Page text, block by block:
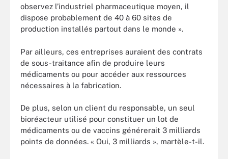
observez l’industriel pharmaceutique moyen, il
dispose probablement de 40 à 60 sites de
production installés partout dans le monde ».
Par ailleurs, ces entreprises auraient des contrats
de sous-traitance afin de produire leurs
médicaments ou pour accéder aux ressources
nécessaires à la fabrication.
De plus, selon un client du responsable, un seul
bioréacteur utilisé pour constituer un lot de
médicaments ou de vaccins générerait 3 milliards
points de données. « Oui, 3 milliards », martèle-t-il.